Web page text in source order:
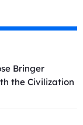
Bringer
the Civilization